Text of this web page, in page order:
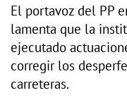
El portavoz del PP
lamenta que la
ejecutado
corregir los
carreteras.